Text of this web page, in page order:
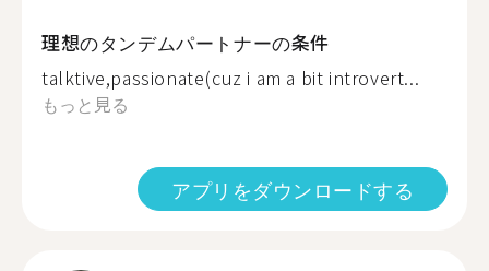
理想のタンデムパートナーの条件
talktive,passionate(cuz i am a bit introvert...
もっと見る
アプリをダウンロードする